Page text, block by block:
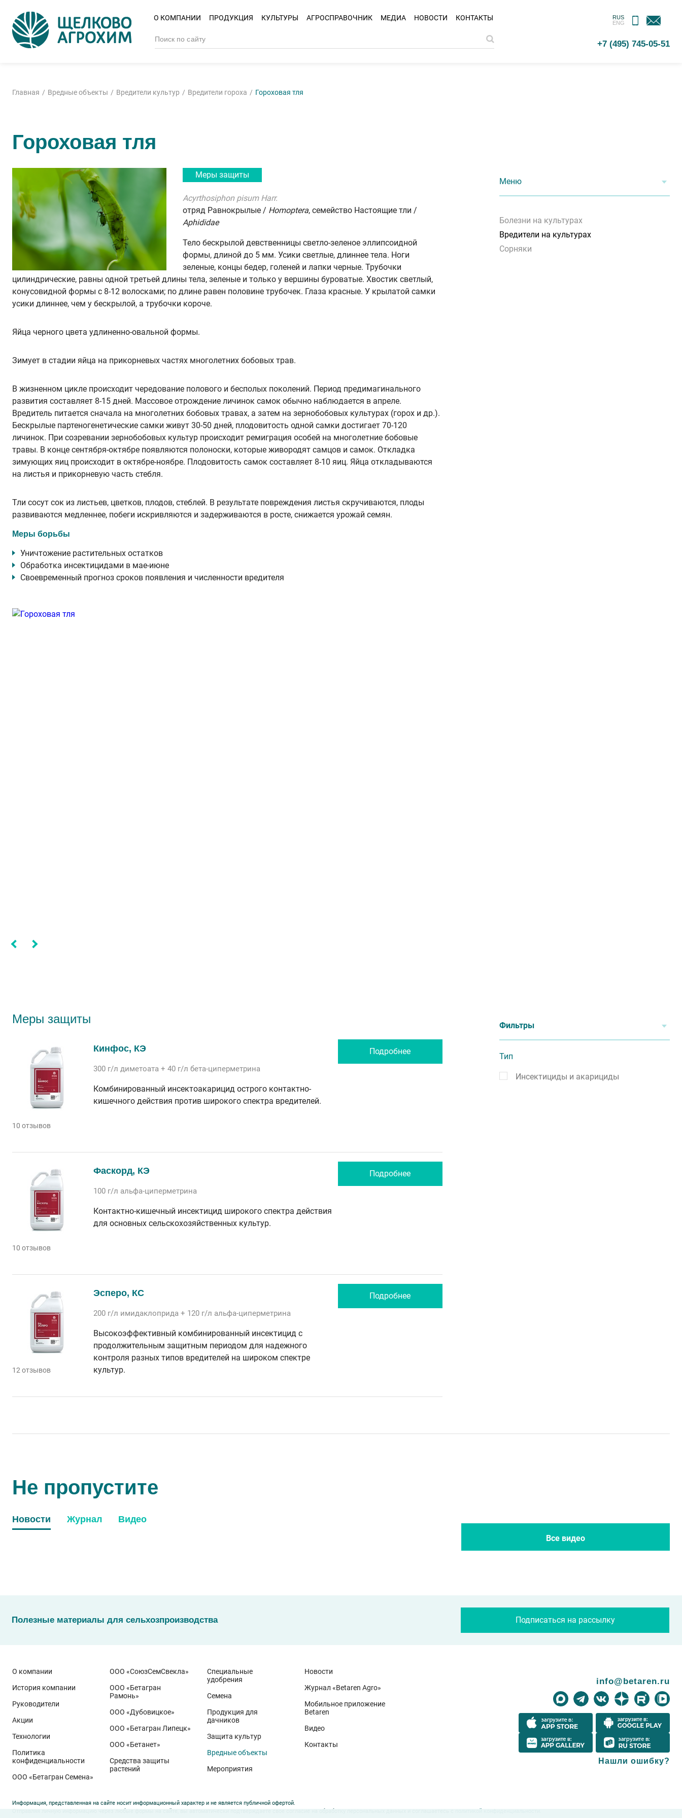
О КОМПАНИИ ПРОДУКЦИЯ КУЛЬТУРЫ АГРОСПРАВОЧНИК МЕДИА НОВОСТИ КОНТАКТЫ
RUS
ENG
МОБИЛЬНОЕ
ПРИЛОЖЕНИЕ
ОБРАТНАЯ
СВЯЗЬ
+7 (495) 745-05-51
Главная Вредные объекты Вредители культур Вредители гороха Гороховая тля
Гороховая тля
Меры защиты
Acyrthosiphon pisum Harr.
отряд Равнокрылые / Homoptera, семейство Настоящие тли /
Aphididae
Тело бескрылой девственницы светло-зеленое эллипсоидной
формы, длиной до 5 мм. Усики светлые, длиннее тела. Ноги
зеленые, концы бедер, голеней и лапки черные. Трубочки
цилиндрические, равны одной третьей длины тела, зеленые и только у вершины буроватые. Хвостик светлый,
конусовидной формы с 8-12 волосками; по длине равен половине трубочек. Глаза красные. У крылатой самки
усики длиннее, чем у бескрылой, а трубочки короче.
Яйца черного цвета удлиненно-овальной формы.
Зимует в стадии яйца на прикорневых частях многолетних бобовых трав.
В жизненном цикле происходит чередование полового и бесполых поколений. Период предимагинального
развития составляет 8-15 дней. Массовое отрождение личинок самок обычно наблюдается в апреле.
Вредитель питается сначала на многолетних бобовых травах, а затем на зернобобовых культурах (горох и др.).
Бескрылые партеногенетические самки живут 30-50 дней, плодовитость одной самки достигает 70-120
личинок. При созревании зернобобовых культур происходит ремиграция особей на многолетние бобовые
травы. В конце сентября-октябре появляются полоноски, которые живородят самцов и самок. Откладка
зимующих яиц происходит в октябре-ноябре. Плодовитость самок составляет 8-10 яиц. Яйца откладываются
на листья и прикорневую часть стебля.
Тли сосут сок из листьев, цветков, плодов, стеблей. В результате повреждения листья скручиваются, плоды
развиваются медленнее, побеги искривляются и задерживаются в росте, снижается урожай семян.
Меры борьбы
Уничтожение растительных остатков
Обработка инсектицидами в мае-июне
Своевременный прогноз сроков появления и численности вредителя
Меню
Болезни на культурах
Вредители на культурах
Сорняки
Меры защиты
10 отзывов
Кинфос, КЭ
300 г/л диметоата + 40 г/л бета-циперметрина
Комбинированный инсектоакарицид острого контактно-
кишечного действия против широкого спектра вредителей.
Подробнее
10 отзывов
Фаскорд, КЭ
100 г/л альфа-циперметрина
Контактно-кишечный инсектицид широкого спектра действия
для основных сельскохозяйственных культур.
Подробнее
12 отзывов
Эсперо, КС
200 г/л имидаклоприда + 120 г/л альфа-циперметрина
Высокоэффективный комбинированный инсектицид с
продолжительным защитным периодом для надежного
контроля разных типов вредителей на широком спектре
культур.
Подробнее
Фильтры
Тип
Инсектициды и акарициды
Не пропустите
Новости Журнал Видео
Все новости
Все журналы
Все видео
Полезные материалы для сельхозпроизводства Подписаться на рассылку
О компании
История компании
Руководители
Акции
Технологии
Политика
конфиденциальности
ООО «Бетагран Семена»
ООО «СоюзСемСвекла»
ООО «Бетагран
Рамонь»
ООО «Дубовицкое»
ООО «Бетагран Липецк»
ООО «Бетанет»
Средства защиты
растений
Специальные
удобрения
Семена
Продукция для
дачников
Защита культур
Вредные объекты
Мероприятия
Новости
Журнал «Betaren Agro»
Мобильное приложение
Betaren
Видео
Контакты
info@betaren.ru
Нашли ошибку?
Информация, представленная на сайте носит информационный характер и не является публичной офертой.
Отправляя личную информацию через любые формы на сайте, вы автоматически подтверждаете свое согласие на обработку персональных данных и соглашаетесь с политикой конфиденциальности.